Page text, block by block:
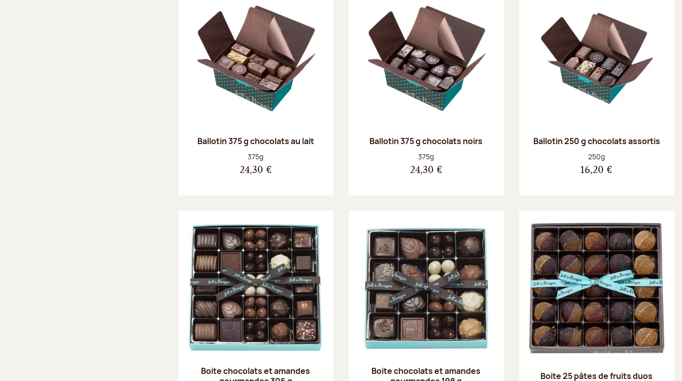
Ballotin 375 g chocolats au lait
Poids net :
375g
24,30 €
Ballotin 375 g chocolats noirs
Poids net :
375g
24,30 €
Ballotin 250 g chocolats assortis
Poids net :
250g
16,20 €
Boite chocolats et amandes
Boite chocolats et amandes
Boite 25 pâtes de fruits duos